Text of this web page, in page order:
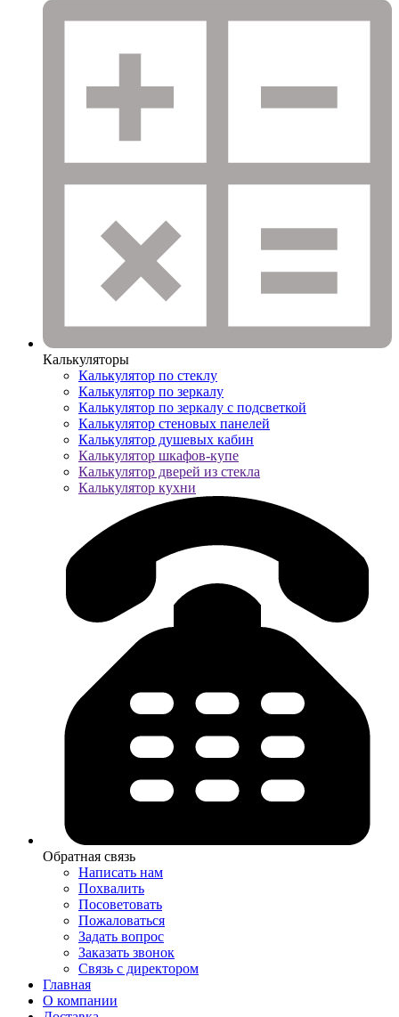
Калькуляторы
Калькулятор по стеклу
Калькулятор по зеркалу
Калькулятор по зеркалу с подсветкой
Калькулятор стеновых панелей
Калькулятор душевых кабин
Калькулятор шкафов-купе
Калькулятор дверей из стекла
Калькулятор кухни
Обратная связь
Написать нам
Похвалить
Посоветовать
Пожаловаться
Задать вопрос
Заказать звонок
Связь с директором
Главная
О компании